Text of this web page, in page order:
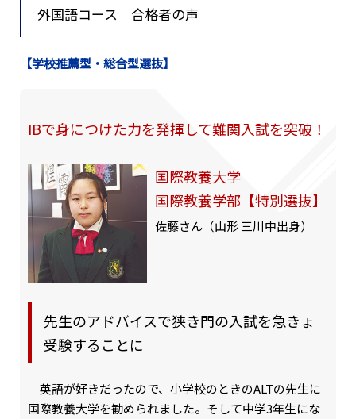
外国語コース 合格者の声
【学校推薦型・総合型選抜】
IBで身につけた力を発揮して難関入試を突破！
国際教養大学
国際教養学部【特別選抜】
佐藤さん（山形 三川中出身）
先生のアドバイスで狭き門の入試を急きょ
受験することに
英語が好きだったので、小学校のときのALTの先生に
国際教養大学を勧められました。そして中学3年生にな